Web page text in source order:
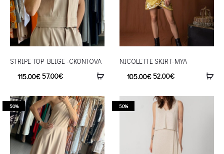
STRIPE TOP BEIGE -CKONTOVA
115.00€57.00€
NICOLETTE SKIRT-MYA
105.00€52.00€
50% 50%